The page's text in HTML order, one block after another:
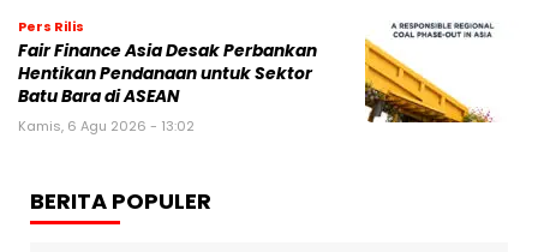
Pers Rilis
Fair Finance Asia Desak Perbankan
Hentikan Pendanaan untuk Sektor
Batu Bara di ASEAN
Kamis, 6 Agu 2026 - 13:02
BERITA POPULER